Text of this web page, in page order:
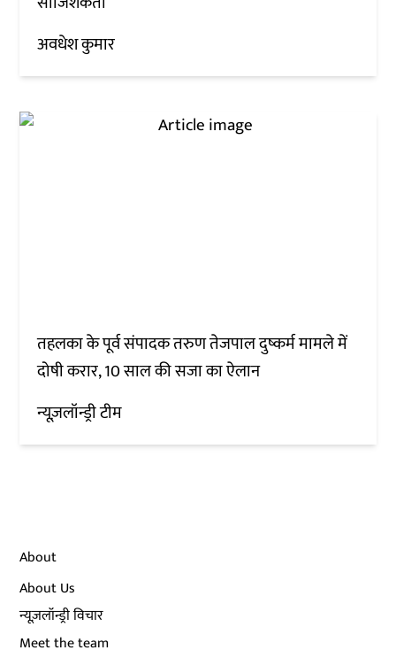
अवधेश कुमार
तहलका के पूर्व संपादक तरुण तेजपाल दुष्कर्म मामले में
दोषी करार, 10 साल की सजा का ऐलान
न्यूज़लॉन्ड्री टीम
About
About Us
न्यूज़लॉन्ड्री विचार
Meet the team